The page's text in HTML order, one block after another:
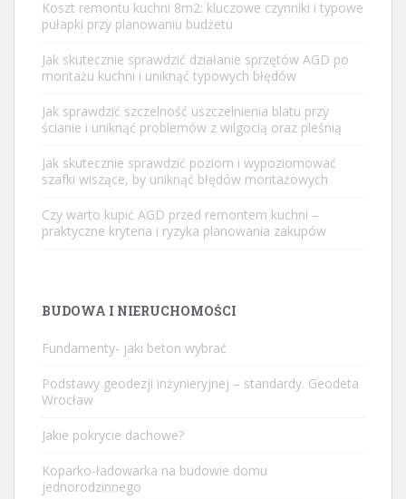
Koszt remontu kuchni 8m2: kluczowe czynniki i typowe
pułapki przy planowaniu budżetu
Jak skutecznie sprawdzić działanie sprzętów AGD po
montażu kuchni i uniknąć typowych błędów
Jak sprawdzić szczelność uszczelnienia blatu przy
ścianie i uniknąć problemów z wilgocią oraz pleśnią
Jak skutecznie sprawdzić poziom i wypoziomować
szafki wiszące, by uniknąć błędów montażowych
Czy warto kupić AGD przed remontem kuchni –
praktyczne kryteria i ryzyka planowania zakupów
BUDOWA I NIERUCHOMOŚCI
Fundamenty- jaki beton wybrać
Podstawy geodezji inżynieryjnej – standardy. Geodeta
Wrocław
Jakie pokrycie dachowe?
Koparko-ładowarka na budowie domu
jednorodzinnego